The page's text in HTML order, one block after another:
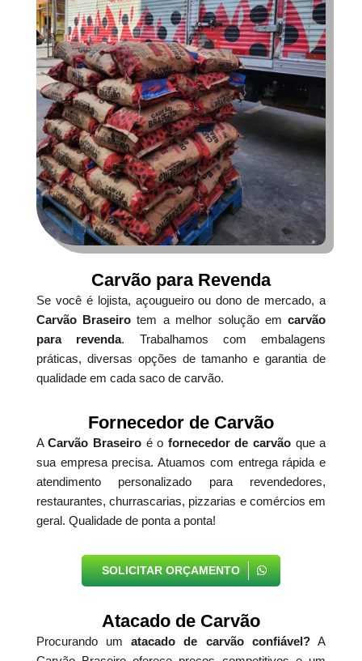
Carvão para Revenda
Se você é lojista, açougueiro ou dono de mercado, a
Carvão Braseiro tem a melhor solução emcarvão
para revenda. Trabalhamos com embalagens
práticas, diversas opções de tamanho e garantia de
qualidade em cada saco de carvão.
Fornecedor de Carvão
ACarvão Braseiro é o fornecedor de carvão que a
sua empresa precisa. Atuamos com entrega rápida e
atendimento personalizado para revendedores,
restaurantes, churrascarias, pizzarias e comércios em
geral. Qualidade de ponta a ponta!
SOLICITAR ORÇAMENTO
Atacado de Carvão
Procurando umatacado de carvão confiável?A